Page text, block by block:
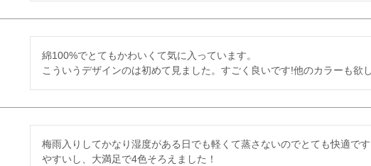
綿100%でとてもかわいくて気に入っています。
こういうデザインのは初めて見ました。すごく良いです!他のカラーも欲
梅雨入りしてかなり湿度がある日でも軽くて蒸さないのでとても快適で
やすいし、大満足で4色そろえました！